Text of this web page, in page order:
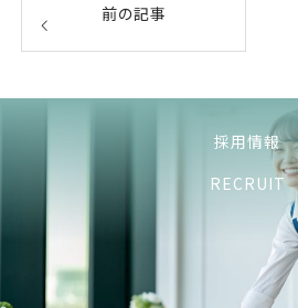
前の記事
採用情報
RECRUIT